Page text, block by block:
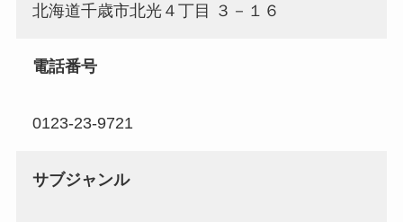
北海道千歳市北光４丁目 ３－１６
電話番号
0123-23-9721
サブジャンル